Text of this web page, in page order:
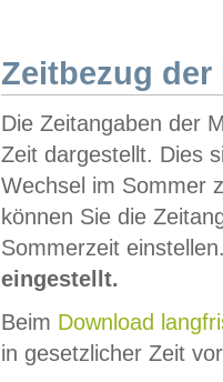
Zeitbezug der
Die Zeitangaben der
Zeit dargestellt. Dies
Wechsel im Sommer
können Sie die
Sommerzeit
eingestellt.
Beim Download
in gesetzlicher Zeit